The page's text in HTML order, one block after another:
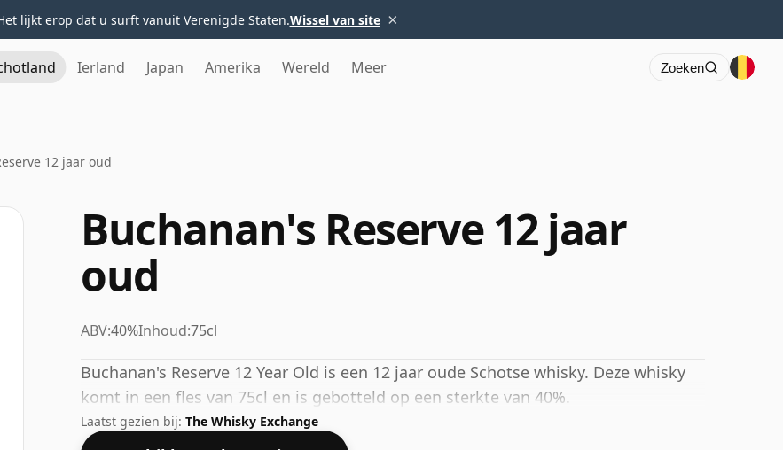
lijkt erop dat u surft vanuit Verenigde Staten.Wissel van site ×
Ierland Japan Amerika Wereld Meer Zoeken
12 jaar oud
Buchanan's Reserve 12 jaar
oud
ABV:40%Inhoud:75cl
Buchanan's Reserve 12 Year Old is een 12 jaar oude Schotse whisky. Deze whisky
komt in een fles van 75cl en is gebotteld op een sterkte van 40%.
Laatst gezien bij: The Whisky Exchange